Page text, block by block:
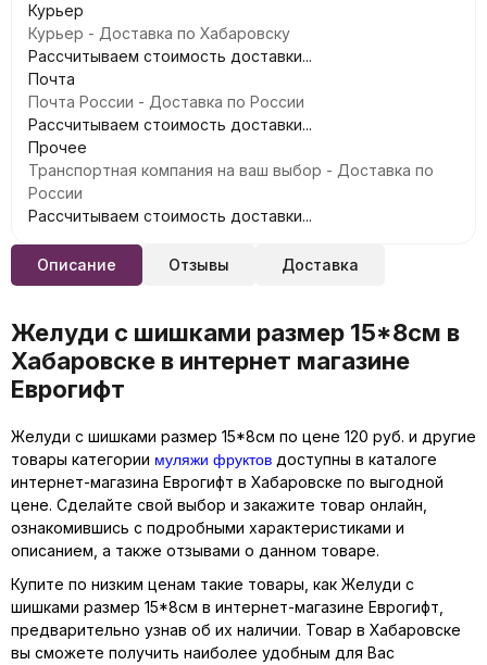
Курьер
Курьер - Доставка по Хабаровску
Рассчитываем стоимость доставки...
Почта
Почта России - Доставка по России
Рассчитываем стоимость доставки...
Прочее
Транспортная компания на ваш выбор - Доставка по
России
Рассчитываем стоимость доставки...
Описание Отзывы Доставка
Желуди с шишками размер 15*8см в
Хабаровске в интернет магазине
Еврогифт
Желуди с шишками размер 15*8см по цене 120 руб. и другие
товары категории муляжи фруктов доступны в каталоге
интернет-магазина Еврогифт в Хабаровске по выгодной
цене. Сделайте свой выбор и закажите товар онлайн,
ознакомившись с подробными характеристиками и
описанием, а также отзывами о данном товаре.
Купите по низким ценам такие товары, как Желуди с
шишками размер 15*8см в интернет-магазине Еврогифт,
предварительно узнав об их наличии. Товар в Хабаровске
вы сможете получить наиболее удобным для Вас